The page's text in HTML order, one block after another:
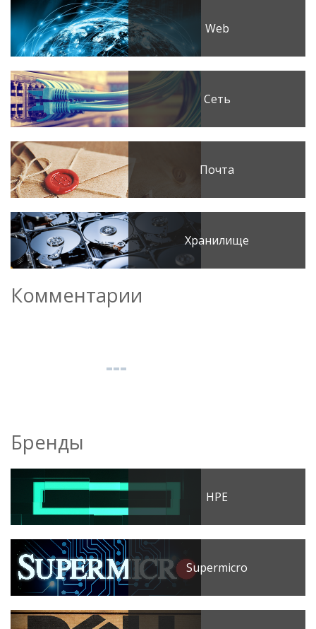
Web
Сеть
Почта
Хранилище
Комментарии
Бренды
HPE
Supermicro